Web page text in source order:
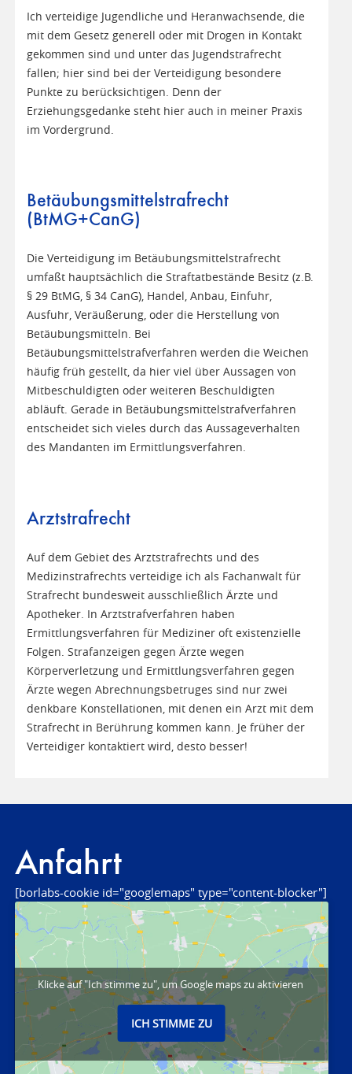
Ich verteidige Jugendliche und Heranwachsende, die
mit dem Gesetz generell oder mit Drogen in Kontakt
gekommen sind und unter das Jugendstrafrecht
fallen; hier sind bei der Verteidigung besondere
Punkte zu berücksichtigen. Denn der
Erziehungsgedanke steht hier auch in meiner Praxis
im Vordergrund.
Betäubungsmittelstrafrecht
(BtMG+CanG)
Die Verteidigung im Betäubungsmittelstrafrecht
umfaßt hauptsächlich die Straftatbestände Besitz (z.B.
§ 29 BtMG, § 34 CanG), Handel, Anbau, Einfuhr,
Ausfuhr, Veräußerung, oder die Herstellung von
Betäubungsmitteln. Bei
Betäubungsmittelstrafverfahren werden die Weichen
häufig früh gestellt, da hier viel über Aussagen von
Mitbeschuldigten oder weiteren Beschuldigten
abläuft. Gerade in Betäubungsmittelstrafverfahren
entscheidet sich vieles durch das Aussageverhalten
des Mandanten im Ermittlungsverfahren.
Arztstrafrecht
Auf dem Gebiet des Arztstrafrechts und des
Medizinstrafrechts verteidige ich als Fachanwalt für
Strafrecht bundesweit ausschließlich Ärzte und
Apotheker. In Arztstrafverfahren haben
Ermittlungsverfahren für Mediziner oft existenzielle
Folgen. Strafanzeigen gegen Ärzte wegen
Körperverletzung und Ermittlungsverfahren gegen
Ärzte wegen Abrechnungsbetruges sind nur zwei
denkbare Konstellationen, mit denen ein Arzt mit dem
Strafrecht in Berührung kommen kann. Je früher der
Verteidiger kontaktiert wird, desto besser!
Anfahrt
[borlabs-cookie id="googlemaps" type="content-blocker"]
Klicke auf "Ich stimme zu", um Google maps zu aktivieren
ICH STIMME ZU